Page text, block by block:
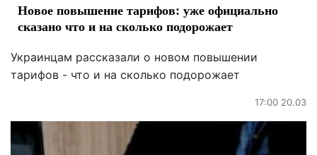
Новое повышение тарифов: уже официально
сказано что и на сколько подорожает
Украинцам рассказали о новом повышении
тарифов - что и на сколько подорожает
17:00 20.03